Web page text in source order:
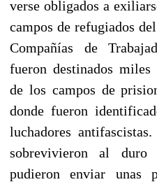
verse obligados a
campos de refugiados
Compañías de
fueron destinados miles
de los campos de
donde fueron
luchadores
sobrevivieron al duro
pudieron enviar unas